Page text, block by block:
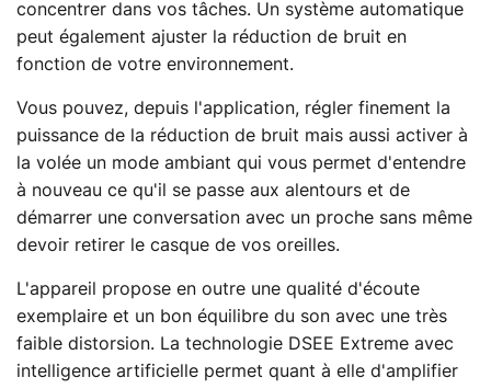
concentrer dans vos tâches. Un système automatique
peut également ajuster la réduction de bruit en
fonction de votre environnement.
Vous pouvez, depuis l'application, régler finement la
puissance de la réduction de bruit mais aussi activer à
la volée un mode ambiant qui vous permet d'entendre
à nouveau ce qu'il se passe aux alentours et de
démarrer une conversation avec un proche sans même
devoir retirer le casque de vos oreilles.
L'appareil propose en outre une qualité d'écoute
exemplaire et un bon équilibre du son avec une très
faible distorsion. La technologie DSEE Extreme avec
intelligence artificielle permet quant à elle d'amplifier